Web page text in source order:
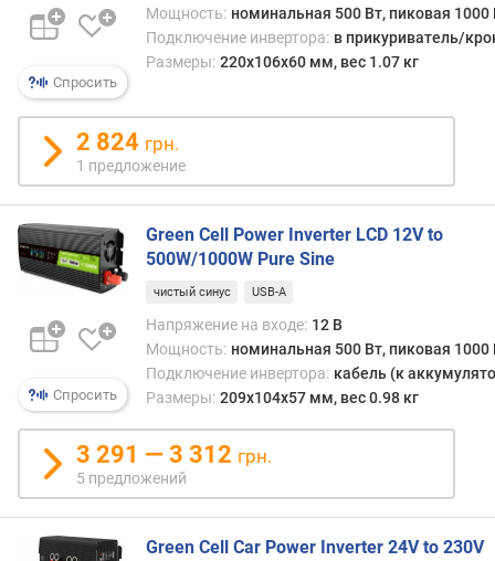
)
и
к
о
в
а
я
в
ы
х
д
н
я
м
щ
с
т
Спросить
Мощность: номинальная 500 Вт, пиковая 1000
Подключение инвертора: в прикуриватель/
Размеры: 220x106x60 мм, вес 1.07 кг
2 824 грн.
1 предложение
Спросить
Green Cell Power Inverter LCD 12V to
500W/1000W Pure Sine
чистый синус USB-A
Напряжение на входе: 12 В
Мощность: номинальная 500 Вт, пиковая 1000
Подключение инвертора: кабель (к
Размеры: 209x104x57 мм, вес 0.98 кг
3 291 — 3 312 грн.
5 предложений
Green Cell Car Power Inverter 24V to 230V